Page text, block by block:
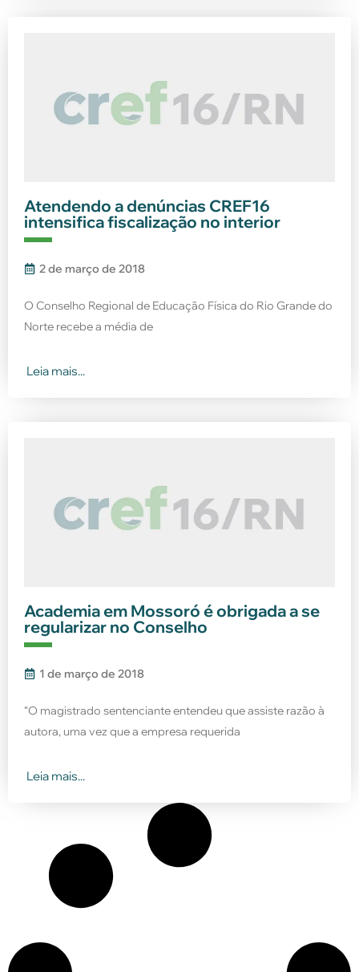
Atendendo a denúncias CREF16
intensifica fiscalização no interior
2 de março de 2018
O Conselho Regional de Educação Física do Rio Grande do
Norte recebe a média de
Leia mais...
Academia em Mossoró é obrigada a se
regularizar no Conselho
1 de março de 2018
“O magistrado sentenciante entendeu que assiste razão à
autora, uma vez que a empresa requerida
Leia mais...